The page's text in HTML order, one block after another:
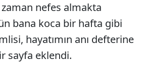
nefes almakta
bana koca bir hafta gibi
hayatımın anı defterine
sayfa eklendi.